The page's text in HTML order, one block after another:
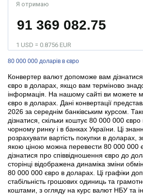
80 000 000 доларів в євро
Я отримаю
1 USD = 0.8756 EUR
Конвертер валют допоможе вам
євро в доларах, якщо вам терміново
інформація. На нашому сайті ви можете
євро в доларах. Дані конвертації
2026 за середнім банківським курсом.
дізнатися, скільки коштує 80 000 000
чорному ринку і в банках України. Ці
розрахувати вартість покупки в доларах,
якою ціною можна перевести 80 000 000
дізнатися про співвідношення євро до
сторінці відображена динаміка зміни
80 000 000 євро в доларах. Ці графіки
стабільність грошових одиниць та
коштами, з огляду на курс валют НБУ та